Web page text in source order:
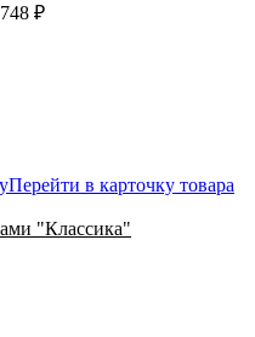
₽
Перейти в карточку товара
"Классика"